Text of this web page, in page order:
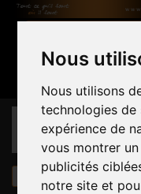
Nous
Nous utilisons
technologies
expérience de
vous montrer
publicités
notre site et
Panier (vide)
CATÉGORIES
9.4